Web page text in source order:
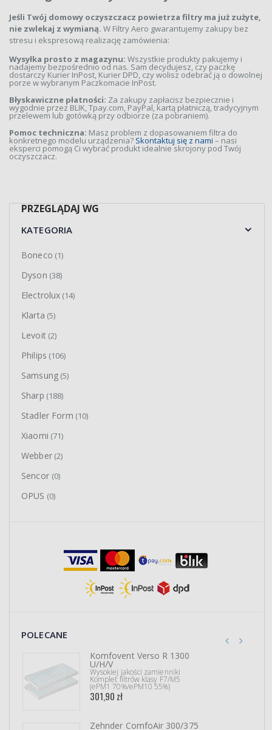
Jeśli Twój domowy oczyszczacz powietrza filtry ma już zużyte,
nie zwlekaj z wymianą. W Filtry Aero gwarantujemy zakupy bez
stresu i ekspresową realizację zamówienia:
Wysyłka prosto z magazynu: Wszystkie produkty pakujemy i
nadajemy bezpośrednio od nas. Sam decydujesz, czy paczkę
dostarczy Kurier InPost, Kurier DPD, czy wolisz odebrać ją o dowolnej
porze w wybranym Paczkomacie InPost.
Błyskawiczne płatności: Za zakupy zapłacisz bezpiecznie i
wygodnie przez BLIK, Tpay.com, PayPal, kartą płatniczą, tradycyjnym
przelewem lub gotówką przy odbiorze (za pobraniem).
Pomoc techniczna: Masz problem z dopasowaniem filtra do
konkretnego modelu urządzenia? Skontaktuj się z nami – nasi
eksperci pomogą Ci wybrać produkt idealnie skrojony pod Twój
oczyszczacz.
PRZEGLĄDAJ WG
KATEGORIA
Boneco (1)
Dyson (38)
Electrolux (14)
Klarta (5)
Levoit(2)
Philips (106)
Samsung(5)
Sharp (188)
Stadler Form (10)
Xiaomi (71)
Webber(2)
Sencor (0)
OPUS (0)
POLECANE
Komfovent Verso R 1300
U/H/V
Wysokiej jakości zamienniki
Komplet filtrów klasy F7/M5
(ePM1 70%/ePM10 55%)
301,90 zł
Zehnder ComfoAir 300/375